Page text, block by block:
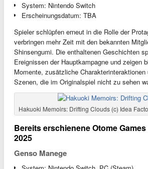
System: Nintendo Switch
Erscheinungsdatum: TBA
Spieler schlüpfen erneut in die Rolle der
verbringen mehr Zeit mit den bekannten
Shinsengumi. Die enthaltenen Geschichten
Ereignissen der Hauptkampagne und zeigen
Momente, zusätzliche
Szenen, die im Originalspiel nicht zu sehen
Hakuoki Memoirs: Drifting Clouds (c) Idea
Bereits erschienene Otome
2025
Genso Manege